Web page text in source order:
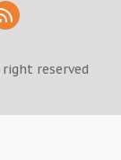
reserved